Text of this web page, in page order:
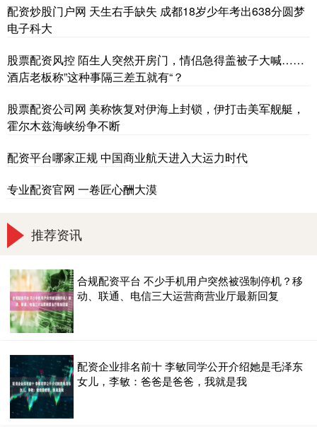
配资炒股门户网 天生右手缺失 成都18岁少年考出638分圆梦
电子科大
股票配资风控 陌生人突然开房门，情侣急得盖被子大喊……
酒店老板称”这种事隔三差五就有“？
股票配资公司网 美称恢复对伊海上封锁，伊打击美军舰艇，
霍尔木兹海峡纷争不断
配资平台哪家正规 中国商业航天进入大运力时代
专业配资官网 一卷匠心酬大漠
推荐资讯
合规配资平台 不少手机用户突然被强制停机？移
动、联通、电信三大运营商营业厅最新回复
配资企业排名前十 李敏同学公开介绍她是毛泽东
女儿，李敏：爸爸是爸爸，我就是我